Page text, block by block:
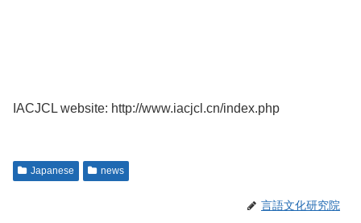
IACJCL website: http://www.iacjcl.cn/index.php
Japanese news
言語文化研究院